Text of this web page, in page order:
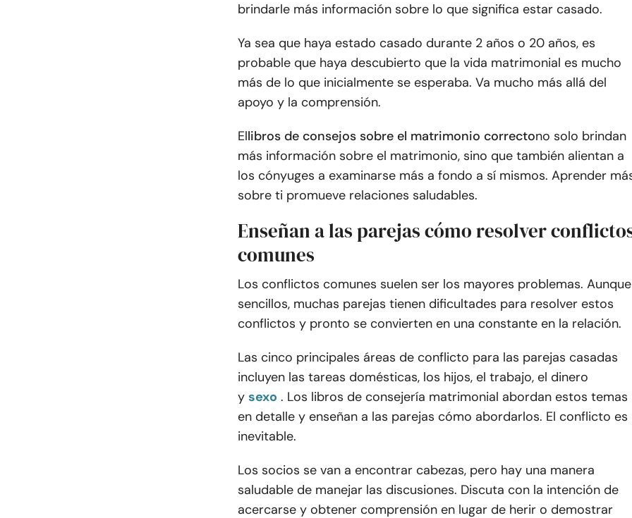
brindarle más información sobre lo que significa estar casado.
Ya sea que haya estado casado durante 2 años o 20 años, es
probable que haya descubierto que la vida matrimonial es mucho
más de lo que inicialmente se esperaba. Va mucho más allá del
apoyo y la comprensión.
Ellibros de consejos sobre el matrimonio correctono solo brindan
más información sobre el matrimonio, sino que también alientan a
los cónyuges a examinarse más a fondo a sí mismos. Aprender
sobre ti promueve relaciones saludables.
Enseñan a las parejas cómo resolver
comunes
Los conflictos comunes suelen ser los mayores problemas. Aunque
sencillos, muchas parejas tienen dificultades para resolver estos
conflictos y pronto se convierten en una constante en la relación.
Las cinco principales áreas de conflicto para las parejas casadas
incluyen las tareas domésticas, los hijos, el trabajo, el dinero
y sexo . Los libros de consejería matrimonial abordan estos temas
en detalle y enseñan a las parejas cómo abordarlos. El conflicto es
inevitable.
Los socios se van a encontrar cabezas, pero hay una manera
saludable de manejar las discusiones. Discuta con la intención de
acercarse y obtener comprensión en lugar de herir o demostrar